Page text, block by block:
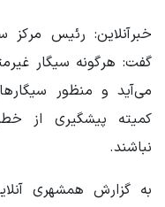
خبرآنلاین: رئیس
گفت: هرگونه سیگار
می‌آید و منظور
کمیته پیشگیری از
نباشند.
به گزارش همشهری